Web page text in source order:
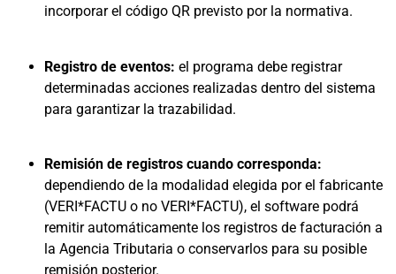
incorporar el código QR previsto por la normativa.
Registro de eventos: el programa debe registrar
determinadas acciones realizadas dentro del sistema
para garantizar la trazabilidad.
Remisión de registros cuando corresponda:
dependiendo de la modalidad elegida por el fabricante
(VERI*FACTU o no VERI*FACTU), el software podrá
remitir automáticamente los registros de facturación a
la Agencia Tributaria o conservarlos para su posible
remisión posterior.